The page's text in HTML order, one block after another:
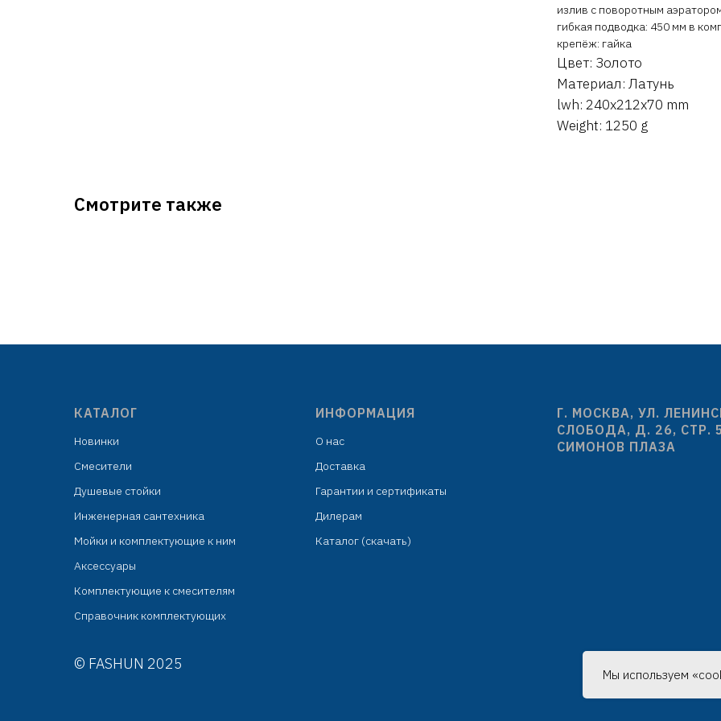
излив с поворотным
гибкая подводка: 450 мм в
крепёж: гайка
Цвет: Золото
Материал: Латунь
lwh: 240x212x70 mm
Weight: 1250 g
Смотрите также
Мы используем
КАТАЛОГ
Новинки
Смесители
Душевые стойки
Инженерная сантехника
Мойки и комплектующие к ним
Аксессуары
Комплектующие к смесителям
Справочник комплектующих
ИНФОРМАЦИЯ
О нас
Доставка
Гарантии и сертификаты
Дилерам
Каталог (скачать)
Г. МОСКВА, УЛ.
СЛОБОДА, Д. 26, СТР.
СИМОНОВ ПЛАЗА
© FASHUN 2025